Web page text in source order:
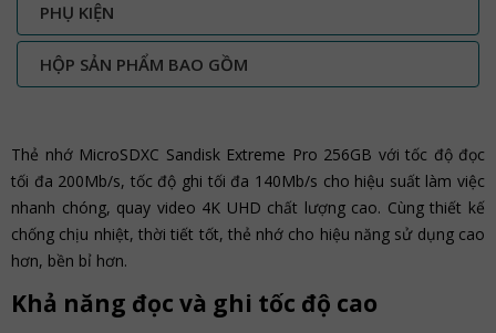
PHỤ KIỆN
HỘP SẢN PHẨM BAO GỒM
Thẻ nhớ MicroSDXC Sandisk Extreme Pro 256GB với tốc độ đọc
tối đa 200Mb/s, tốc độ ghi tối đa 140Mb/s cho hiệu suất làm việc
nhanh chóng, quay video 4K UHD chất lượng cao. Cùng thiết kế
chống chịu nhiệt, thời tiết tốt, thẻ nhớ cho hiệu năng sử dụng cao
hơn, bền bỉ hơn.
Khả năng đọc và ghi tốc độ cao